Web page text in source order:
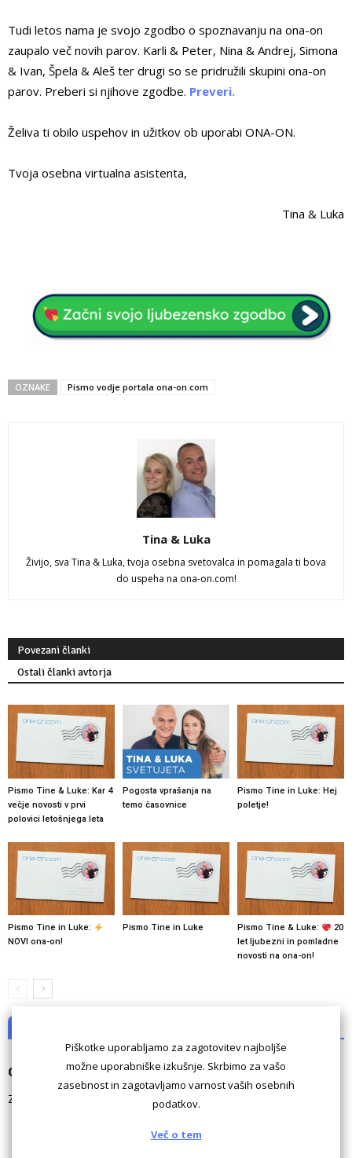
Tudi letos nama je svojo zgodbo o spoznavanju na ona-on
zaupalo več novih parov. Karli & Peter, Nina & Andrej, Simona
& Ivan, Špela & Aleš ter drugi so se pridružili skupini ona-on
parov. Preberi si njihove zgodbe. Preveri.
Želiva ti obilo uspehov in užitkov ob uporabi ONA-ON.
Tvoja osebna virtualna asistenta,
Tina & Luka
OZNAKE Pismo vodje portala ona-on.com
Tina & Luka
Živijo, sva Tina & Luka, tvoja osebna svetovalca in pomagala ti bova
do uspeha na ona-on.com!
Povezani članki
Ostali članki avtorja
Pismo Tine & Luke: Kar 4
večje novosti v prvi
polovici letošnjega leta
Pogosta vprašanja na
temo časovnice
Pismo Tine in Luke: Hej
poletje!
Pismo Tine in Luke:
NOVI ona-on!
Pismo Tine in Luke Pismo Tine & Luke:
20
let ljubezni in pomladne
novosti na ona-on!
Odgovori
Za komentiranje morate bitiprijavljeni
Piškotke uporabljamo za zagotovitev najboljše
možne uporabniške izkušnje. Skrbimo za vašo
zasebnost in zagotavljamo varnost vaših osebnih
podatkov.
Več o tem